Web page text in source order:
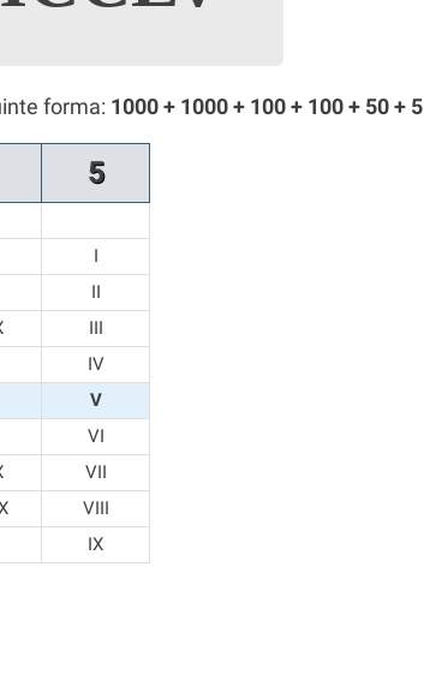
forma: 1000 + 1000 + 100 + 100 + 50 + 5
5
I
II
III
IV
V
VI
VII
VIII
IX